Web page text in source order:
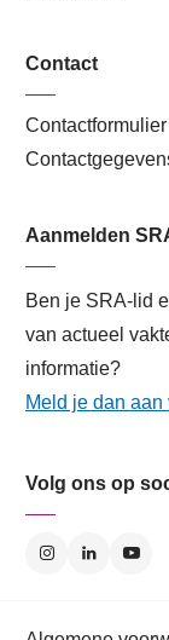
Contact
Contactformulier
Aanmelden
Ben je SRA-lid
van actueel
informatie?
Meld je dan
Volg ons op